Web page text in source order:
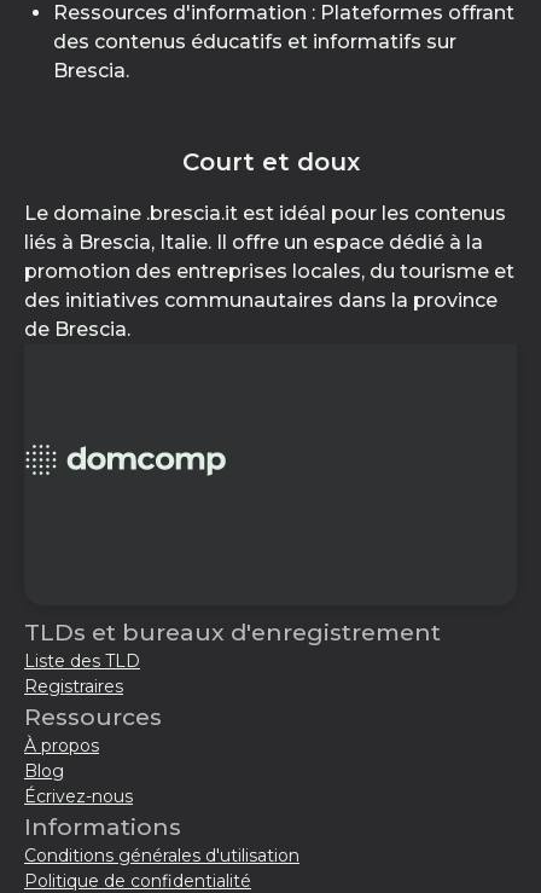
Ressources d'information : Plateformes offrant
des contenus éducatifs et informatifs sur
Brescia.
Court et doux
Le domaine .brescia.it est idéal pour les contenus
liés à Brescia, Italie. Il offre un espace dédié à la
promotion des entreprises locales, du tourisme et
des initiatives communautaires dans la province
de Brescia.
TLDs et bureaux d'enregistrement
Liste des TLD
Registraires
Ressources
À propos
Blog
Écrivez-nous
Informations
Conditions générales d'utilisation
Politique de confidentialité